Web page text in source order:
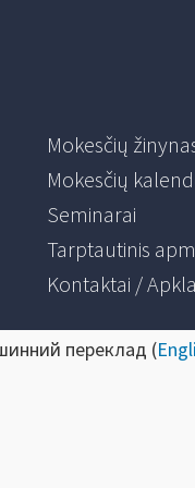
Mokesčių
Mokesčių
Seminarai
Tarptautinis
Kontaktai /
переклад (